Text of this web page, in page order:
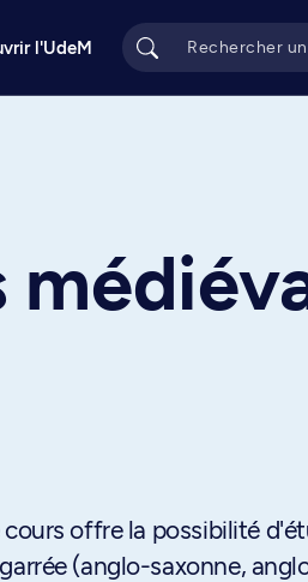
l'UdeM
offre la possibilité
(anglo-saxonne,